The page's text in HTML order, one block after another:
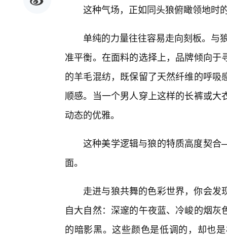
这种气场，正如同头狼俯瞰领地时
单纯的力量往往容易走向刻板。与
准平衡。在面料的选择上，品牌倾向
的羊毛混纺，既保留了天然纤维的呼
顺感。当一个男人穿上这样的长裤或
动态的优雅。
这种美学逻辑与狼的特质高度契
面。
走进与狼共舞的色彩世界，你会
自大自然：深邃的午夜蓝、冷峻的烟
的暗影黑。这些颜色是低调的，却也